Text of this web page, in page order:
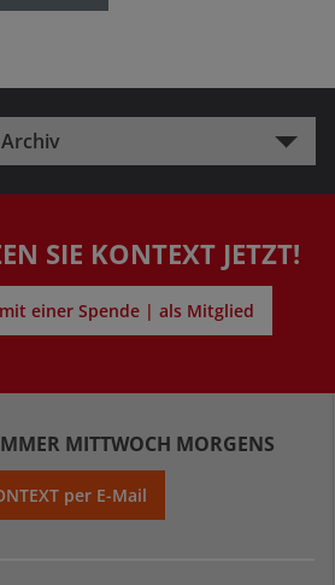
SIE KONTEXT JETZT!
einer Spende | als Mitglied
MITTWOCH MORGENS
per E-Mail